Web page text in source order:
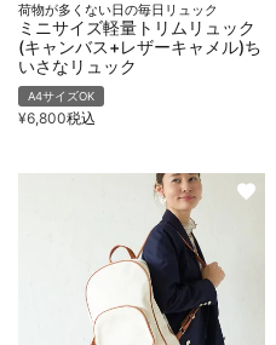
荷物が多くない日の毎日リュック
ミニサイズ軽量トリムリュック
(キャンバス+レザーキャメル)ち
いさなリュック
A4サイズOK
¥6,800税込